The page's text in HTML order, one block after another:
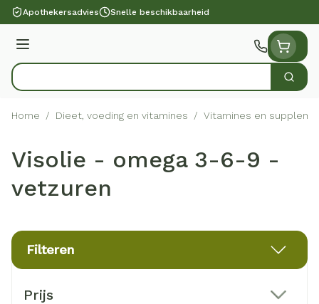
Ga naar de inhoud
Apothekersadvies Snelle beschikbaarheid
Menu
Product, merk, categorie... Zoek
Home / Dieet, voeding en vitamines / Vitamines en
Visolie - omega 3-6-9 -
vetzuren
Filteren
Prijs